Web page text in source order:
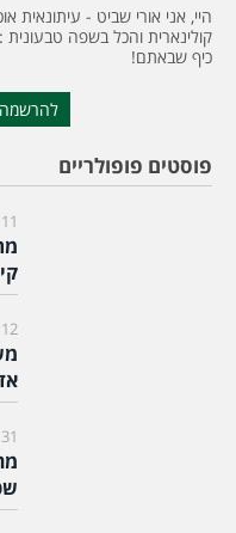
היי, אני אורי שביט - עיתונאית
קולינארית והכל בשפה טבעונית
כיף שבאתם!
להרשמה
פוסטים פופולריים
11 מאי, 2013
12 ינואר, 2014
31 מאי, 2015